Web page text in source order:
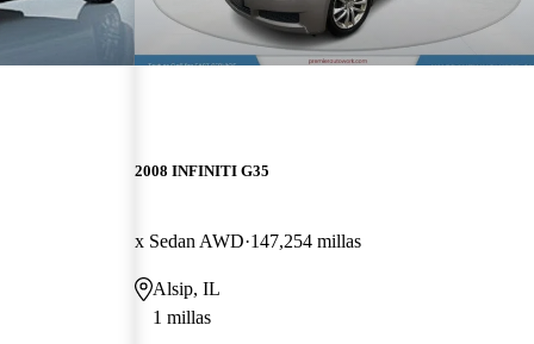
2008 INFINITI G35
x Sedan AWD 147,254 millas
Alsip, IL
1 millas